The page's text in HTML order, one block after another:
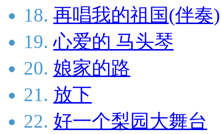
18. 再唱我的祖国(伴奏)
19. 心爱的 马头琴
20. 娘家的路
21. 放下
22. 好一个梨园大舞台